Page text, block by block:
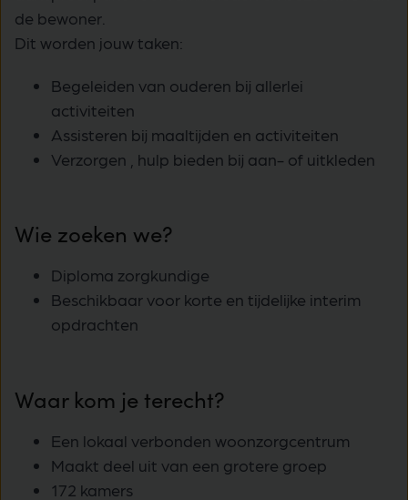
de bewoner.
Dit worden jouw taken:
Begeleiden van ouderen bij allerlei
activiteiten
Assisteren bij maaltijden en activiteiten
Verzorgen , hulp bieden bij aan- of uitkleden
Wie zoeken we?
Diploma zorgkundige
Beschikbaar voor korte en tijdelijke interim
opdrachten
Waar kom je terecht?
Een lokaal verbonden woonzorgcentrum
Maakt deel uit van een grotere groep
172 kamers